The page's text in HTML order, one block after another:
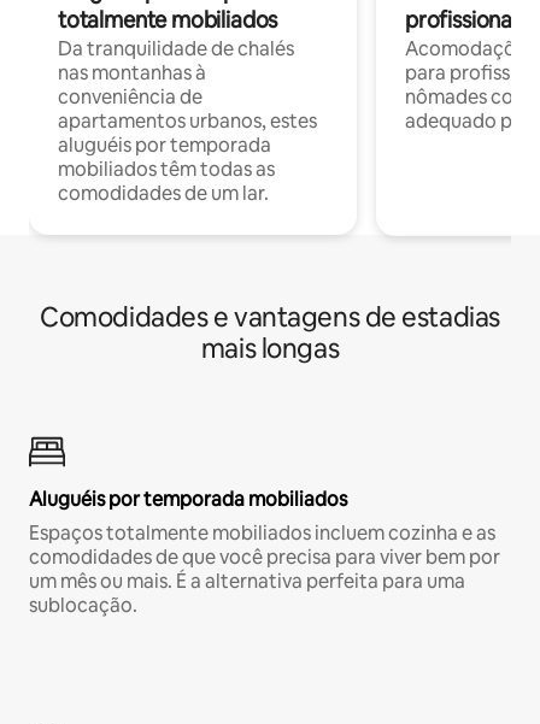
totalmente mobiliados
Da tranquilidade de chalés
nas montanhas à
conveniência de
apartamentos urbanos, estes
aluguéis por temporada
mobiliados têm todas as
comodidades de um lar.
profissionais
para
nômades com
adequado
Comodidades e vantagens de estadias
mais longas
Aluguéis por temporada mobiliados
Espaços totalmente mobiliados incluem cozinha e as
comodidades de que você precisa para viver bem por
um mês ou mais. É a alternativa perfeita para uma
sublocação.